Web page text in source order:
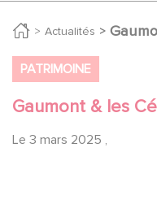
Actualités
PATRIMOINE
Gaumont & les
Le 3 mars 2025 ,